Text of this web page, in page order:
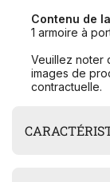
Contenu de
1 armoire à
Veuillez noter
images de
contractuelle.